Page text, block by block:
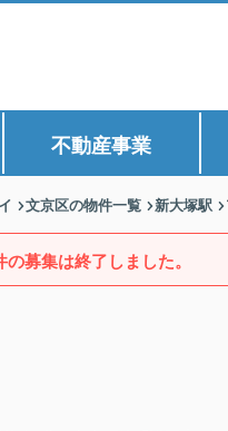
不動産事業
文京区の物件一覧 新大塚駅
の募集は終了しました。